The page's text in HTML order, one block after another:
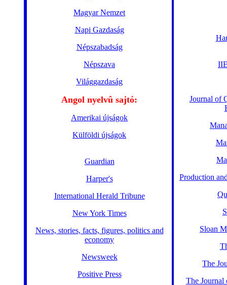
Magyar Nemzet
Napi Gazdaság
Népszabadság
Népszava
Világgazdaság
Angol nyelvû sajtó:
Amerikai újságok
Külföldi újságok
Guardian
Harper's
International Herald Tribune
New York Times
News, stories, facts, figures, politics and
economy
Newsweek
Positive Press
Journal of
Production
Sloan
The
The Journal